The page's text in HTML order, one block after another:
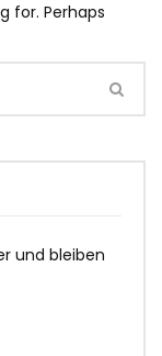
for. Perhaps
und bleiben